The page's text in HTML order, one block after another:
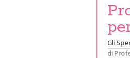
Gli
di